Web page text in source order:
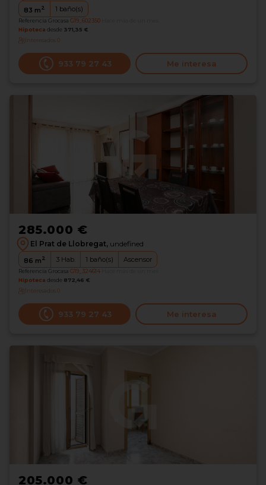
83 m2 1 baño(s)
Referencia Grocasa G19_602350
Hipoteca desde 371,35 €
Interesados0
933 79 27 43 Me interesa
285.000 €
El Prat de Llobregat, undefined
86 m2 3 Hab. 1 baño(s) Ascensor
Referencia Grocasa G19_324614
Hipoteca desde 872,46 €
Interesados0
933 79 27 43 Me interesa
205.000 €